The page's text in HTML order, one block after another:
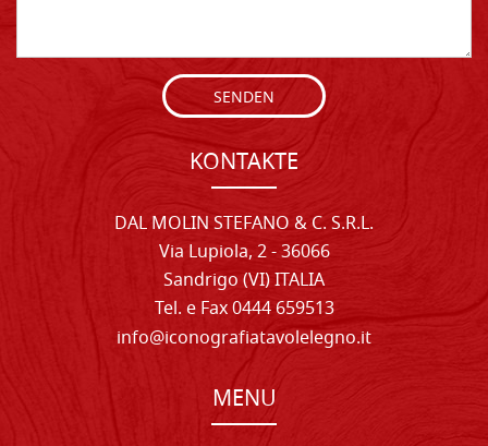
SENDEN
KONTAKTE
DAL MOLIN STEFANO & C. S.R.L.
Via Lupiola, 2 - 36066
Sandrigo (VI) ITALIA
Tel. e Fax 0444 659513
info@iconografiatavolelegno.it
MENU